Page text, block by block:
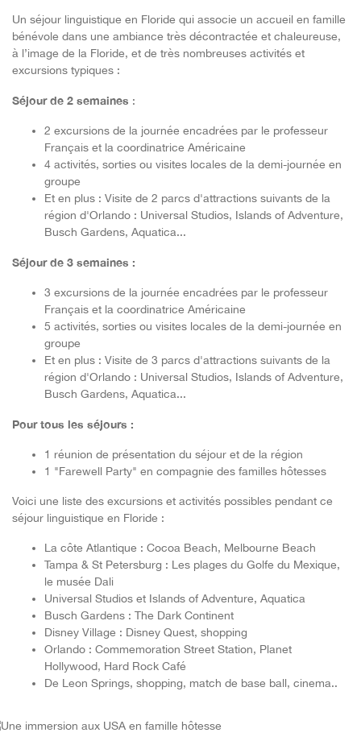
Un séjour linguistique en Floride qui associe un accueil en famille
bénévole dans une ambiance très décontractée et chaleureuse,
à l’image de la Floride, et de très nombreuses activités et
excursions typiques :
Séjour de 2 semaines :
2 excursions de la journée encadrées par le professeur
Français et la coordinatrice Américaine
4 activités, sorties ou visites locales de la demi-journée en
groupe
Et en plus : Visite de 2 parcs d'attractions suivants de la
région d'Orlando : Universal Studios, Islands of Adventure,
Busch Gardens, Aquatica...
Séjour de 3 semaines :
3 excursions de la journée encadrées par le professeur
Français et la coordinatrice Américaine
5 activités, sorties ou visites locales de la demi-journée en
groupe
Et en plus : Visite de 3 parcs d'attractions suivants de la
région d'Orlando : Universal Studios, Islands of Adventure,
Busch Gardens, Aquatica...
Pour tous les séjours :
1 réunion de présentation du séjour et de la région
1 "Farewell Party" en compagnie des familles hôtesses
Voici une liste des excursions et activités possibles pendant ce
séjour linguistique en Floride :
La côte Atlantique : Cocoa Beach, Melbourne Beach
Tampa & St Petersburg : Les plages du Golfe du Mexique,
le musée Dali
Universal Studios et Islands of Adventure, Aquatica
Busch Gardens : The Dark Continent
Disney Village : Disney Quest, shopping
Orlando : Commemoration Street Station, Planet
Hollywood, Hard Rock Café
De Leon Springs, shopping, match de base ball, cinema..